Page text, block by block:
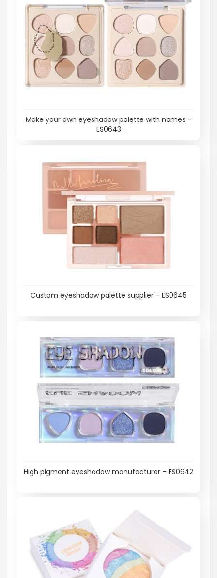
Make your own eyeshadow palette with names –
ES0643
Custom eyeshadow palette supplier – ES0645
High pigment eyeshadow manufacturer – ES0642